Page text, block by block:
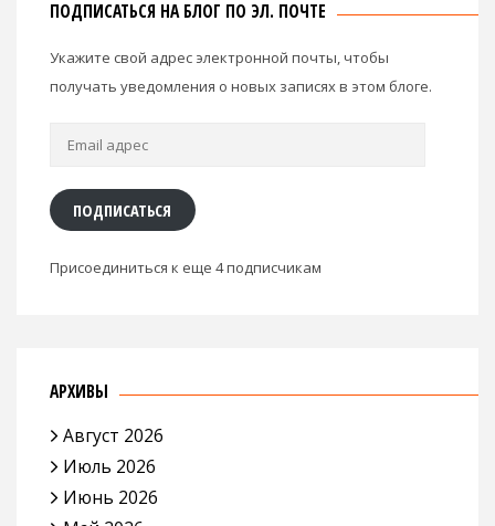
ПОДПИСАТЬСЯ НА БЛОГ ПО ЭЛ. ПОЧТЕ
Укажите свой адрес электронной почты, чтобы
получать уведомления о новых записях в этом блоге.
Email
ПОДПИСАТЬСЯ
Присоединиться к еще 4 подписчикам
АРХИВЫ
Август 2026
Июль 2026
Июнь 2026